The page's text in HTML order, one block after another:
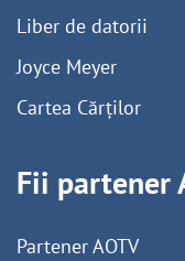
Liber de datorii
Joyce Meyer
Cartea Cărților
Fii partener
Partener AOTV